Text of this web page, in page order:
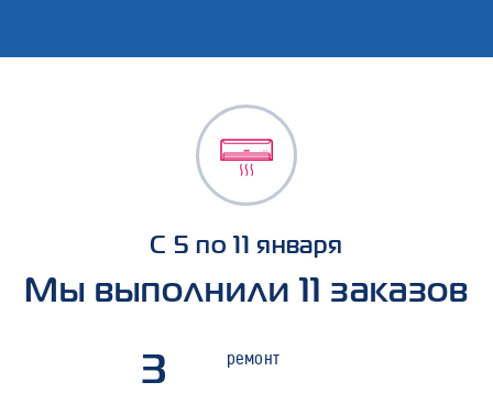
С 5 по 11 января
Мы выполнили 11 заказов
3 ремонт